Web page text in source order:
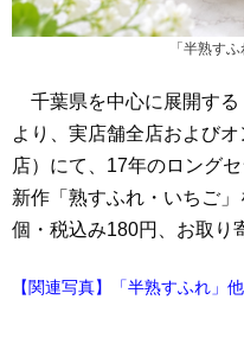
「半熟す
千葉県を中心に展開する
より、実店舗全店および
店）にて、17年のロング
新作「熟すふれ・いちご
個・税込み180円、お取り
【関連写真】「半熟すふれ」